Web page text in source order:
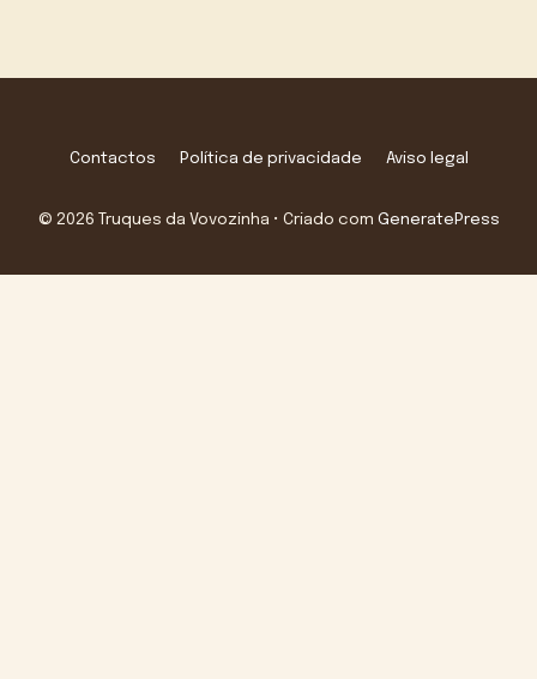
Contactos Política de privacidade Aviso legal
© 2026 Truques da Vovozinha • Criado com GeneratePress